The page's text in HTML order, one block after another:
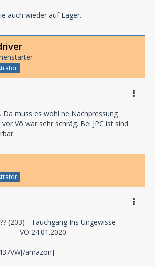
auch wieder auf Lager.
Da muss es wohl ne Nachpressung
Vö war sehr schräg. Bei JPC ist sind
(203) - Tauchgang Ins Ungewisse
VÖ 24.01.2020
amazon]